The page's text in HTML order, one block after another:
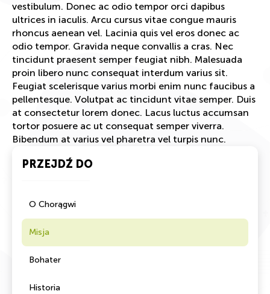
vestibulum. Donec ac odio tempor orci dapibus
ultrices in iaculis. Arcu cursus vitae congue mauris
rhoncus aenean vel. Lacinia quis vel eros donec ac
odio tempor. Gravida neque convallis a cras. Nec
tincidunt praesent semper feugiat nibh. Malesuada
proin libero nunc consequat interdum varius sit.
Feugiat scelerisque varius morbi enim nunc faucibus a
pellentesque. Volutpat ac tincidunt vitae semper. Duis
at consectetur lorem donec. Lacus luctus accumsan
tortor posuere ac ut consequat semper viverra.
Bibendum at varius vel pharetra vel turpis nunc.
PRZEJDŹ DO
O Chorągwi
Misja
Bohater
Historia